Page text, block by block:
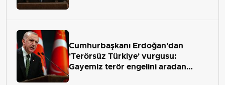
Cumhurbaşkanı Erdoğan'dan
'Terörsüz Türkiye' vurgusu:
Gayemiz terör engelini aradan